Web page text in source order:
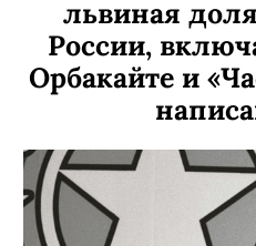
львиная
России,
Орбакайте и